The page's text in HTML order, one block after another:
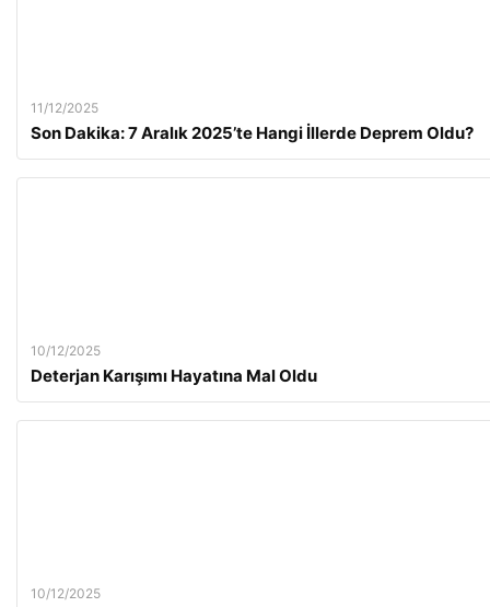
11/12/2025
Son Dakika: 7 Aralık 2025’te Hangi İllerde Deprem Oldu?
10/12/2025
Deterjan Karışımı Hayatına Mal Oldu
10/12/2025